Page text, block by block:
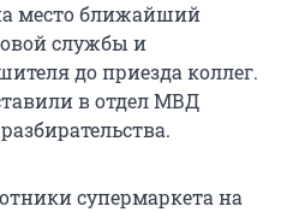
место ближайший
службы и
до приезда коллег.
в отдел МВД
супермаркета на